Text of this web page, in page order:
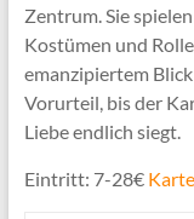
Zentrum. Sie
Kostümen und
emanzipiertem
Vorurteil, bis der
Liebe endlich siegt.
Eintritt: 7-28€